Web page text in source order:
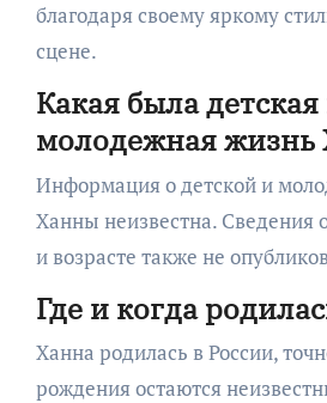
благодаря своему яркому
сцене.
Какая была детская
молодежная жизнь
Информация о детской и
Ханны неизвестна. Сведения
и возрасте также не
Где и когда
Ханна родилась в России,
рождения остаются